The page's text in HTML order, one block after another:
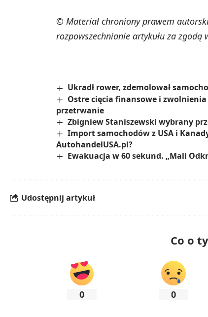
© Materiał chroniony prawem
rozpowszechnianie artykułu za zgodą
Ukradł rower, zdemolował
Ostre cięcia finansowe i
przetrwanie
Zbigniew Staniszewski wybrany
Import samochodów z USA i
AutohandelUSA.pl?
Ewakuacja w 60 sekund. „Mali
Udostępnij artykuł
Co o
0 0